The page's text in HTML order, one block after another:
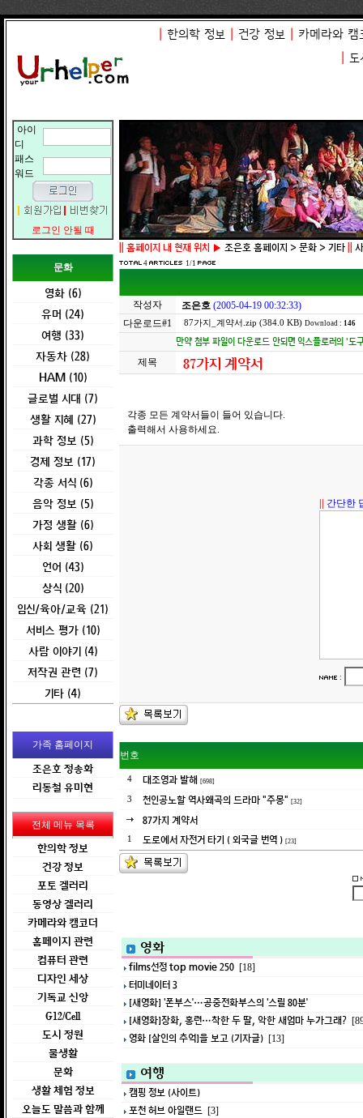
한의학 정보 건강 정보
카메라와 캠
도
아이
디
패스
워드
로그인 안될 때
문화
영화 (6)
유머 (24)
여행 (33)
자동차 (28)
HAM (10)
글로벌 시대 (7)
생활 지혜 (27)
과학 정보 (5)
경제 정보 (17)
각종 서식 (6)
음악 정보 (5)
가정 생활 (6)
사회 생활 (6)
언어 (43)
상식 (20)
임신/육아/교육 (21)
서비스 평가 (10)
사람 이야기 (4)
저작권 관련 (7)
기타 (4)
가족 홈페이지
조은호 정송화
리동철 유미현
전체 메뉴 목록
한의학 정보
건강 정보
포토 겔러리
동영상 겔러리
카메라와 캠코더
홈페이지 관련
컴퓨터 관련
디자인 세상
기독교 신앙
G12/Cell
도시 정원
물생활
문화
생활 체험 정보
오늘도 말씀과 함께
홈페이지 내 현재 위치 ▶ 조은호 홈페이지 > 문화 > 기타
4 1/1
작성자 조은호 (2005-04-19 00:32:33)
다운로드#1
87가지_계약서.zip (384.0 KB) Download : 146
만약 첨부 파일이 다운로드 안되면 익스플로러의 '
제목 87가지 계약서
각종 모든 계약서들이 들어 있습니다.
출력해서 사용하세요.
간단한
:
번호
4 대조영과 발해 [698]
3 천인공노할 역사왜곡의 드라마 "주몽" [32]
87가지 계약서
1 도로에서 자전거 타기 ( 외국글 번역 ) [23]
영화
films선정 top movie 250 [18]
터미네이터 3
[새영화] ‘폰부스’…공중전화부스의 ‘스릴 80분’
[새영화]장화, 홍련…착한 두 딸, 악한 새엄마 누가그래?
영화 [살인의 추억]을 보고 (기자글) [13]
여행
캠핑 정보 (사이트)
포천 허브 아일랜드 [3]